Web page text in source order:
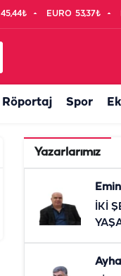
45,44₺ EURO 53,37₺
Röportaj Spor
Yazarlarımız
İKİ